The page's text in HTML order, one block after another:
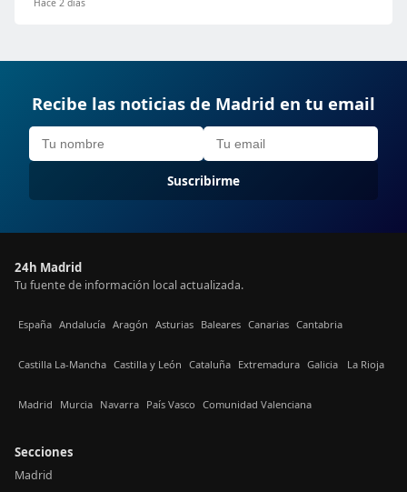
Hace 2 días
Recibe las noticias de Madrid en tu email
Suscribirme
24h Madrid
Tu fuente de información local actualizada.
España Andalucía Aragón Asturias Baleares Canarias Cantabria
Castilla La-Mancha Castilla y León Cataluña Extremadura Galicia La Rioja
Madrid Murcia Navarra País Vasco Comunidad Valenciana
Secciones
Madrid